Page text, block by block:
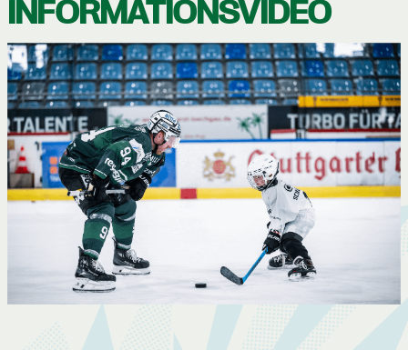
INFORMATIONSVIDEO